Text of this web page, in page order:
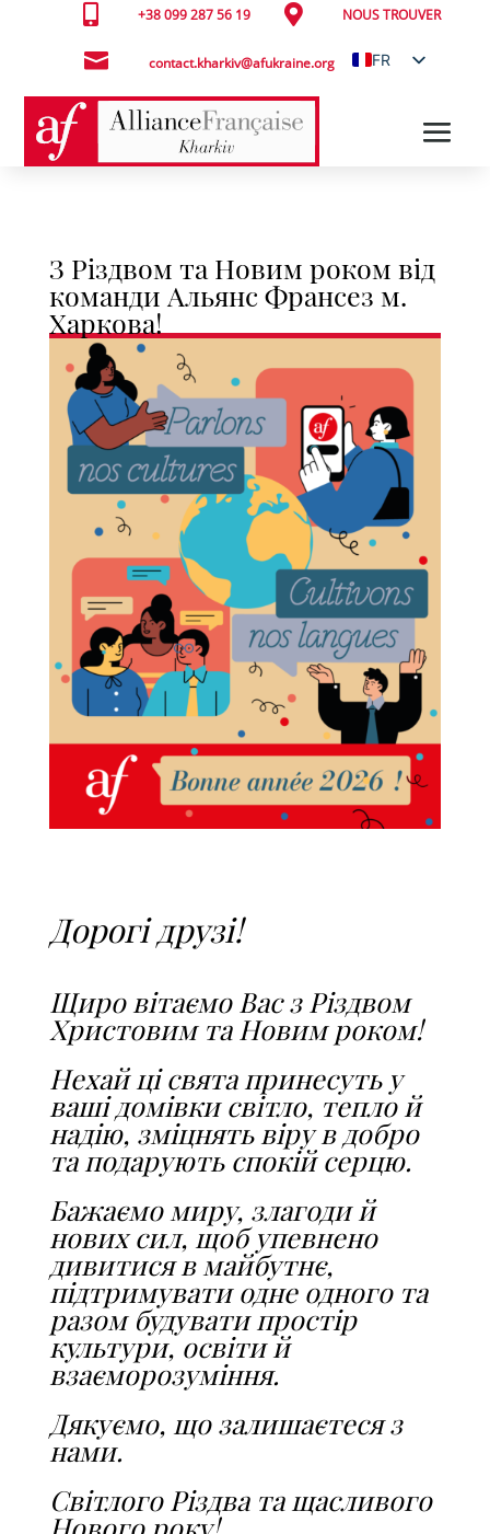
 +38 099 287 56 19  NOUS TROUVER
 contact.kharkiv@afukraine.org
FR
З Різдвом та Новим роком від
команди Альянс Франсез м.
Харкова!
Дорогі друзі!
Щиро вітаємо Вас з Різдвом
Христовим та Новим роком!
Нехай ці свята принесуть у
ваші домівки світло, тепло й
надію, зміцнять віру в добро
та подарують спокій серцю.
Бажаємо миру, злагоди й
нових сил, щоб упевнено
дивитися в майбутнє,
підтримувати одне одного та
разом будувати простір
культури, освіти й
взаєморозуміння.
Дякуємо, що залишаєтеся з
нами.
Світлого Різдва та щасливого
Нового року!